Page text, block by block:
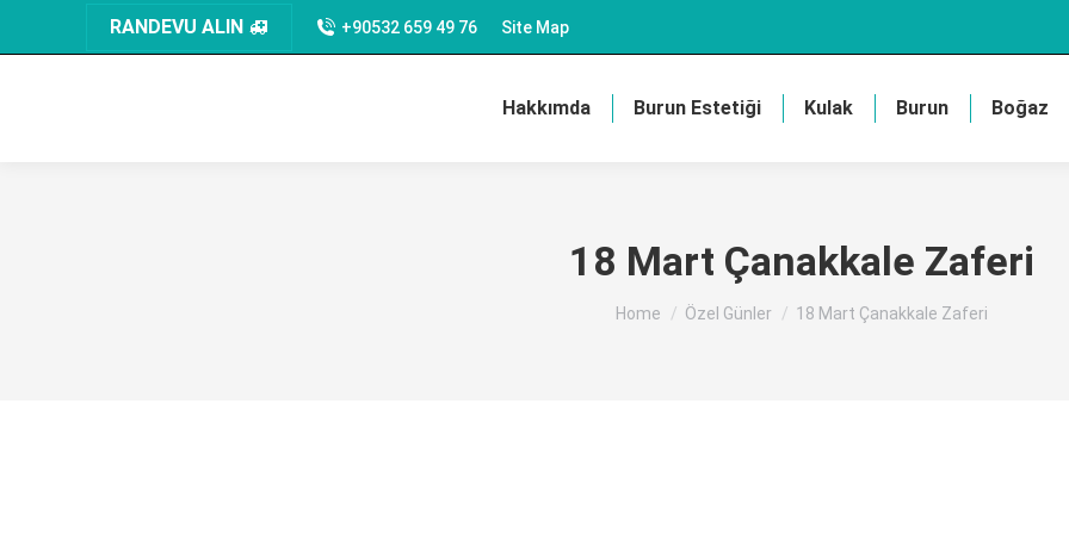
RANDEVU ALIN +90532 659 49 76 Site Map
Hakkımda Burun Estetiği Kulak Burun Boğaz
18 Mart Çanakkale Zaferi
You are here:
Home Özel Günler 18 Mart Çanakkale Zaferi